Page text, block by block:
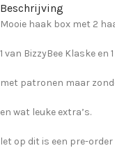
Beschrijving
Mooie haak box met 2
1 van BizzyBee Klaske en
met patronen maar
en wat leuke extra’s.
let op dit is een pre-